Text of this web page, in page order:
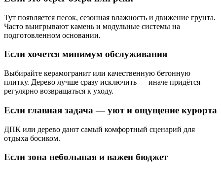
Тут появляется песок, сезонная влажность и движение грунта.
Часто выигрывают камень и модульные системы на
подготовленном основании.
Если хочется минимум обслуживания
Выбирайте керамогранит или качественную бетонную
плитку. Дерево лучше сразу исключить — иначе придётся
регулярно возвращаться к уходу.
Если главная задача — уют и ощущение курорта
ДПК или дерево дают самый комфортный сценарий для
отдыха босиком.
Если зона небольшая и важен бюджет